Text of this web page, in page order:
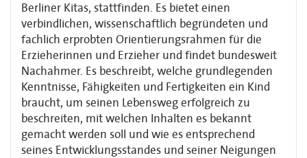
Berliner Kitas, stattfinden. Es bietet einen
verbindlichen, wissenschaftlich begründeten und
fachlich erprobten Orientierungsrahmen für die
Erzieherinnen und Erzieher und findet bundesweit
Nachahmer. Es beschreibt, welche grundlegenden
Kenntnisse, Fähigkeiten und Fertigkeiten ein Kind
braucht, um seinen Lebensweg erfolgreich zu
beschreiten, mit welchen Inhalten es bekannt
gemacht werden soll und wie es entsprechend
seines Entwicklungsstandes und seiner Neigungen